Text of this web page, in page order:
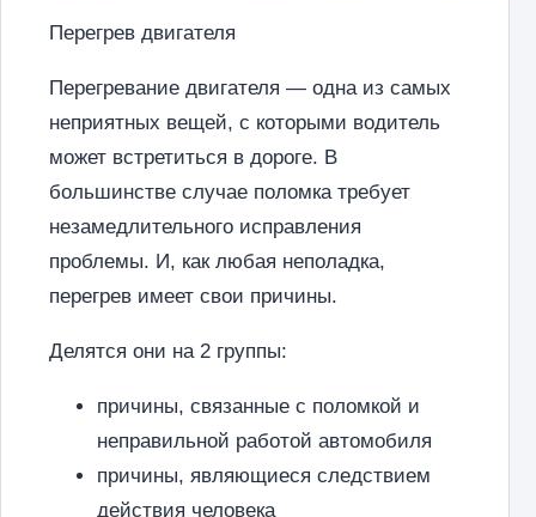
Перегрев двигателя
Перегревание двигателя — одна из самых
неприятных вещей, с которыми водитель
может встретиться в дороге. В
большинстве случае поломка требует
незамедлительного исправления
проблемы. И, как любая неполадка,
перегрев имеет свои причины.
Делятся они на 2 группы:
причины, связанные с поломкой и
неправильной работой автомобиля
причины, являющиеся следствием
действия человека